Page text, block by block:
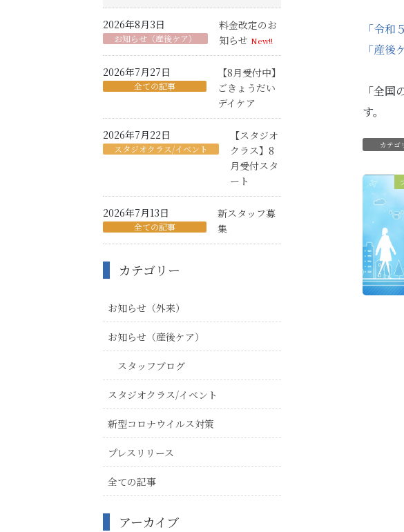
「令
「産後
「全
す。
カテゴ
2026年8月3日
お知らせ（産後ケア）
料金改定のお
知らせ New!!
2026年7月27日
全ての記事
【8月受付中】
ごきょうだい
デイケア
2026年7月22日
スタジオクラス/イベント
【スタジオ
クラス】8
月受付スタ
ート
2026年7月13日
全ての記事
新スタッフ募
集
カテゴリー
お知らせ（外来）
お知らせ（産後ケア）
スタッフブログ
スタジオクラス/イベント
新型コロナウイルス対策
プレスリリース
全ての記事
アーカイブ